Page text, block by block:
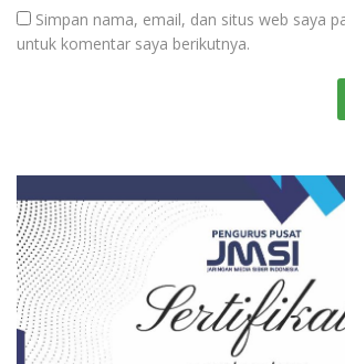
Simpan nama, email, dan situs web saya
untuk komentar saya berikutnya.